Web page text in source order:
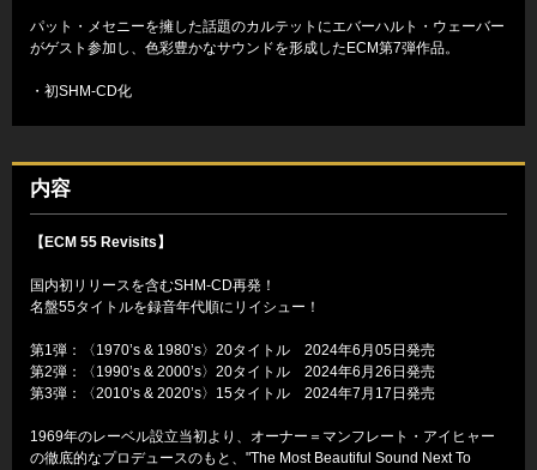
パット・メセニーを擁した話題のカルテットにエバーハルト・ウェーバー
がゲスト参加し、色彩豊かなサウンドを形成したECM第7弾作品。
・初SHM-CD化
内容
【ECM 55 Revisits】
国内初リリースを含むSHM-CD再発！
名盤55タイトルを録音年代順にリイシュー！
第1弾：〈1970’s & 1980’s〉20タイトル 2024年6月05日発売
第2弾：〈1990’s & 2000’s〉20タイトル 2024年6月26日発売
第3弾：〈2010’s & 2020’s〉15タイトル 2024年7月17日発売
1969年のレーベル設立当初より、オーナー＝マンフレート・アイヒャー
の徹底的なプロデュースのもと、"The Most Beautiful Sound Next To